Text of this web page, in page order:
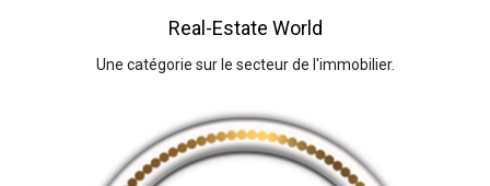
Real-Estate World
Une catégorie sur le secteur de l'immobilier.